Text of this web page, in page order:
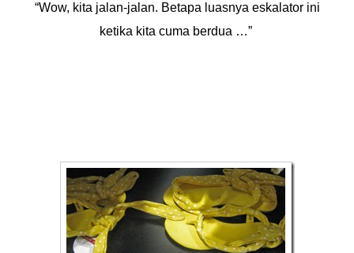
“Wow, kita jalan-jalan. Betapa luasnya eskalator ini
ketika kita cuma berdua …”